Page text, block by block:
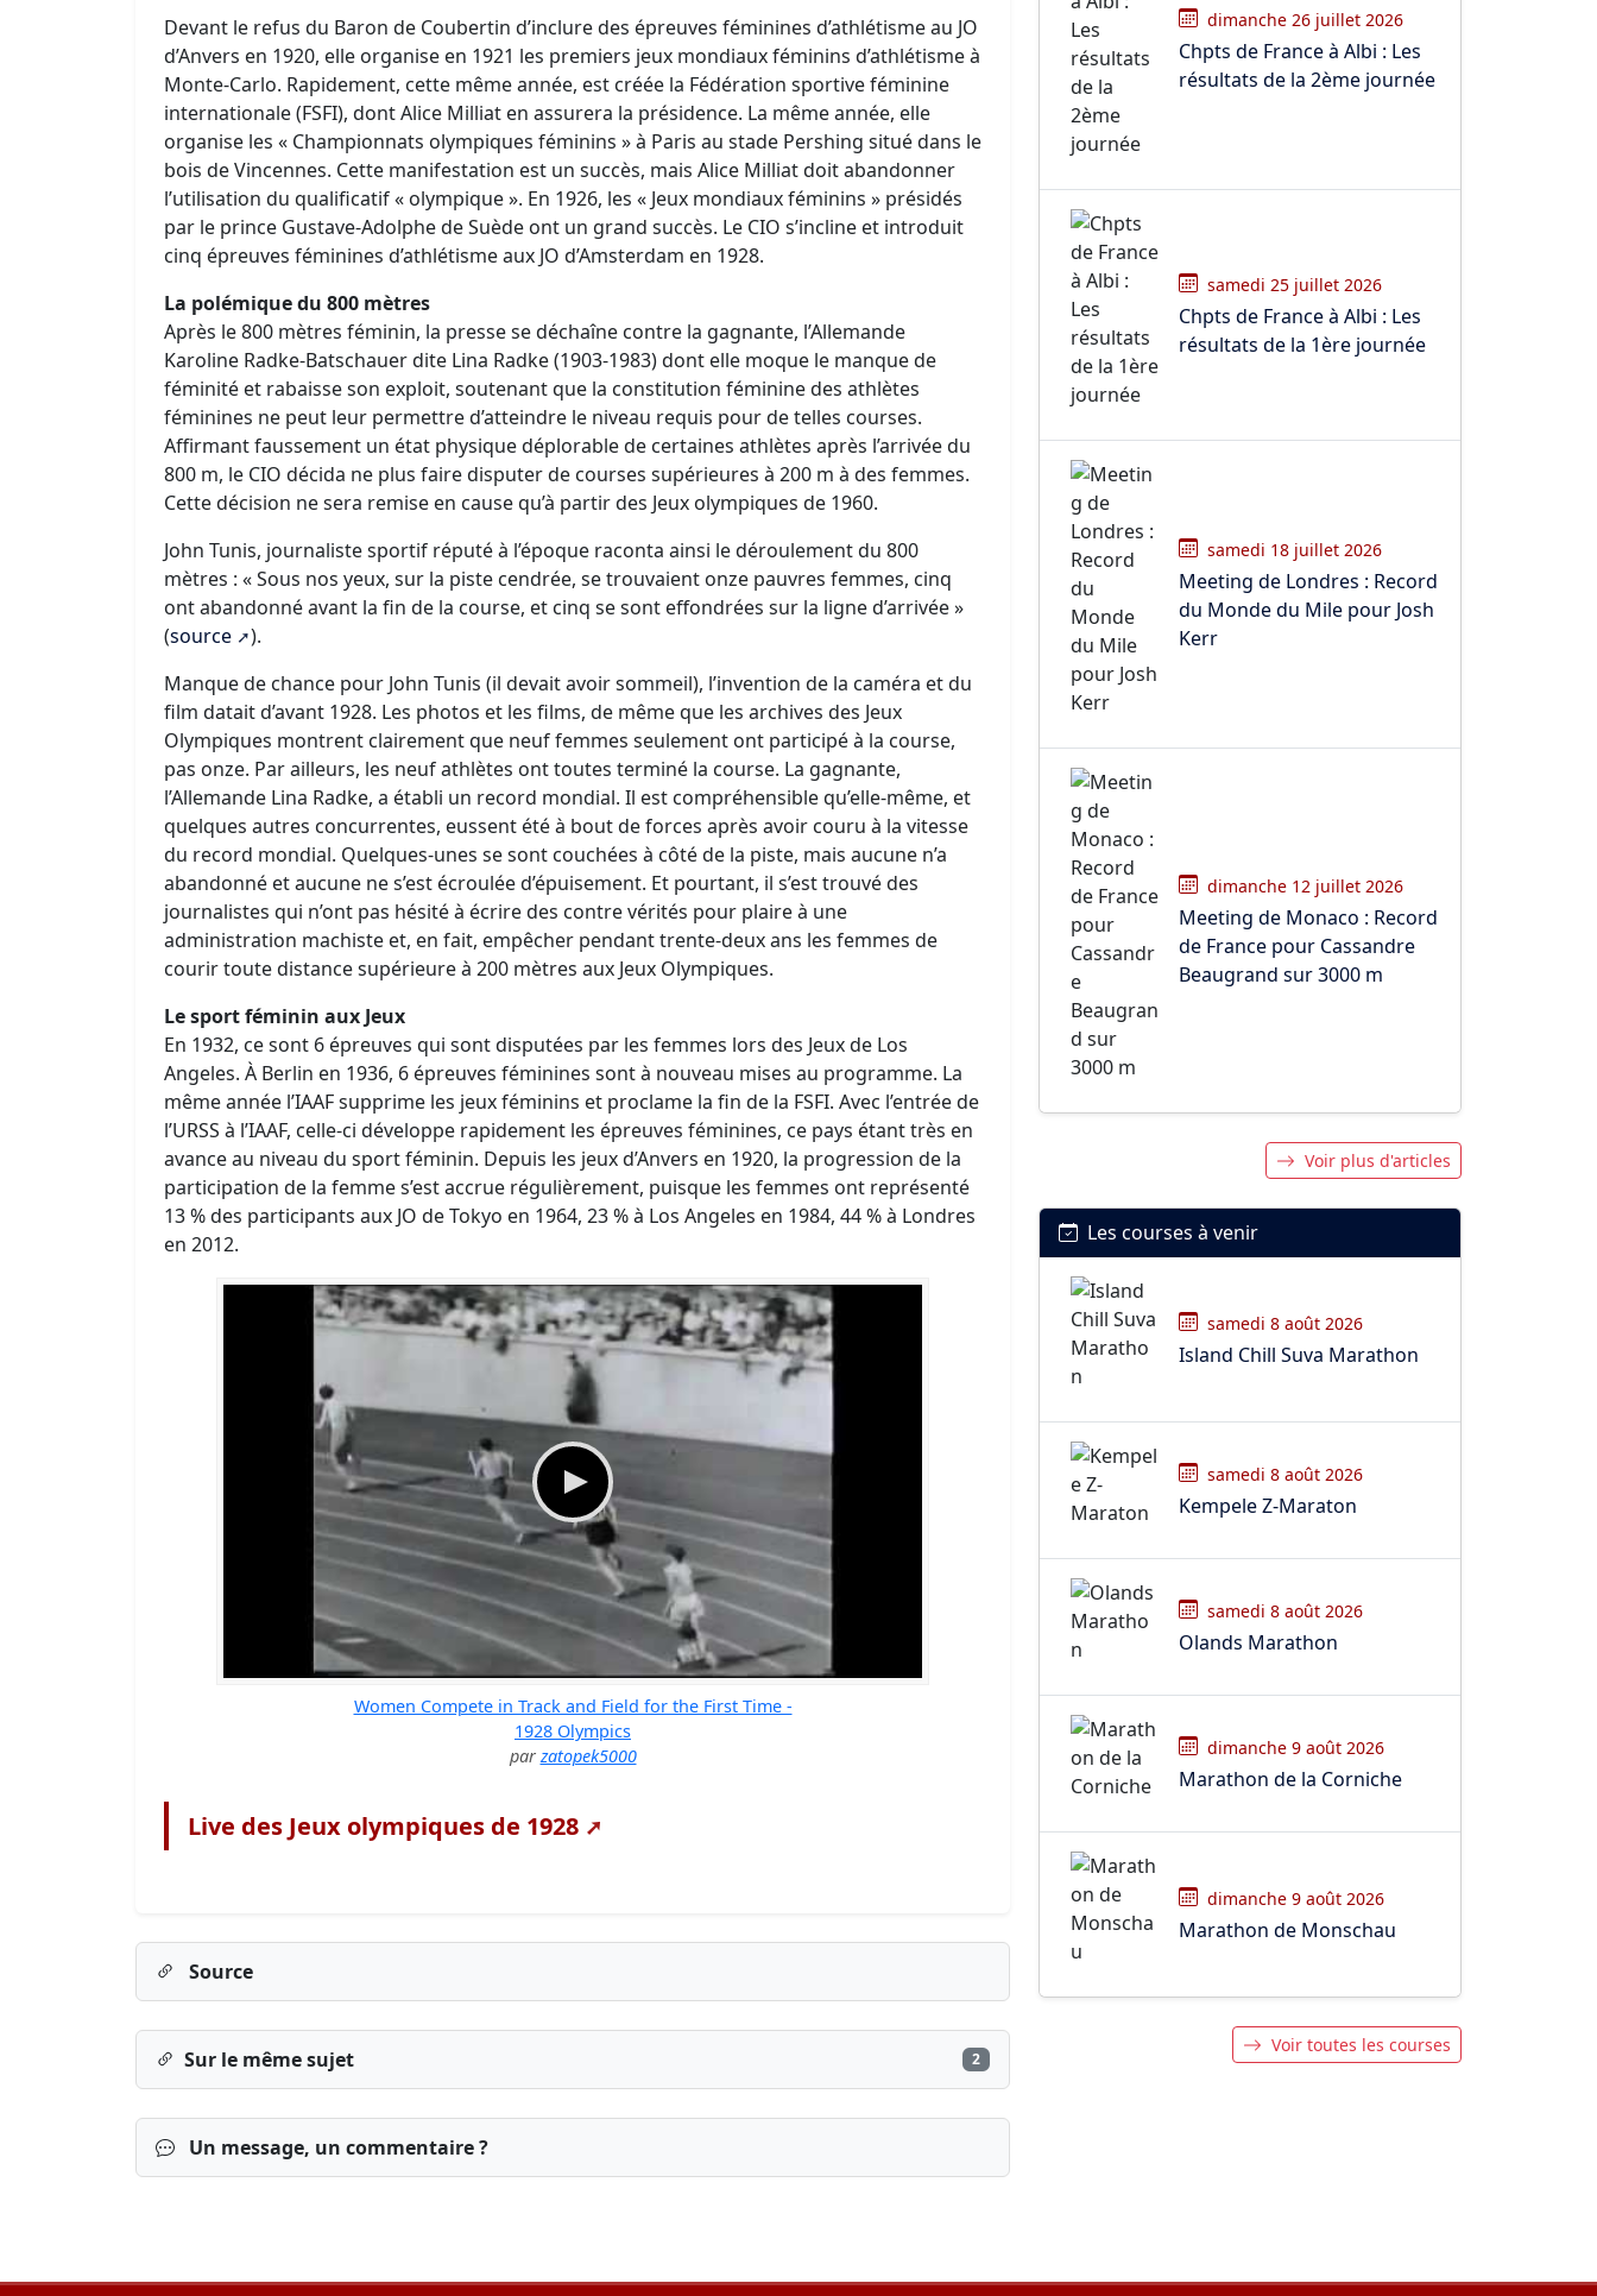
Devant le refus du Baron de Coubertin d’inclure des épreuves féminines d’athlétisme au JO
d’Anvers en 1920, elle organise en 1921 les premiers jeux mondiaux féminins d’athlétisme à
Monte-Carlo. Rapidement, cette même année, est créée la Fédération sportive féminine
internationale (FSFI), dont Alice Milliat en assurera la présidence. La même année, elle
organise les « Championnats olympiques féminins » à Paris au stade Pershing situé dans le
bois de Vincennes. Cette manifestation est un succès, mais Alice Milliat doit abandonner
l’utilisation du qualificatif « olympique ». En 1926, les « Jeux mondiaux féminins » présidés
par le prince Gustave-Adolphe de Suède ont un grand succès. Le CIO s’incline et introduit
cinq épreuves féminines d’athlétisme aux JO d’Amsterdam en 1928.
La polémique du 800 mètres
Après le 800 mètres féminin, la presse se déchaîne contre la gagnante, l’Allemande
Karoline Radke-Batschauer dite Lina Radke (1903-1983) dont elle moque le manque de
féminité et rabaisse son exploit, soutenant que la constitution féminine des athlètes
féminines ne peut leur permettre d’atteindre le niveau requis pour de telles courses.
Affirmant faussement un état physique déplorable de certaines athlètes après l’arrivée du
800 m, le CIO décida ne plus faire disputer de courses supérieures à 200 m à des femmes.
Cette décision ne sera remise en cause qu’à partir des Jeux olympiques de 1960.
John Tunis, journaliste sportif réputé à l’époque raconta ainsi le déroulement du 800
mètres : « Sous nos yeux, sur la piste cendrée, se trouvaient onze pauvres femmes, cinq
ont abandonné avant la fin de la course, et cinq se sont effondrées sur la ligne d’arrivée »
(source
).
Manque de chance pour John Tunis (il devait avoir sommeil), l’invention de la caméra et du
film datait d’avant 1928. Les photos et les films, de même que les archives des Jeux
Olympiques montrent clairement que neuf femmes seulement ont participé à la course,
pas onze. Par ailleurs, les neuf athlètes ont toutes terminé la course. La gagnante,
l’Allemande Lina Radke, a établi un record mondial. Il est compréhensible qu’elle-même, et
quelques autres concurrentes, eussent été à bout de forces après avoir couru à la vitesse
du record mondial. Quelques-unes se sont couchées à côté de la piste, mais aucune n’a
abandonné et aucune ne s’est écroulée d’épuisement. Et pourtant, il s’est trouvé des
journalistes qui n’ont pas hésité à écrire des contre vérités pour plaire à une
administration machiste et, en fait, empêcher pendant trente-deux ans les femmes de
courir toute distance supérieure à 200 mètres aux Jeux Olympiques.
Le sport féminin aux Jeux
En 1932, ce sont 6 épreuves qui sont disputées par les femmes lors des Jeux de Los
Angeles. À Berlin en 1936, 6 épreuves féminines sont à nouveau mises au programme. La
même année l’IAAF supprime les jeux féminins et proclame la fin de la FSFI. Avec l’entrée de
l’URSS à l’IAAF, celle-ci développe rapidement les épreuves féminines, ce pays étant très en
avance au niveau du sport féminin. Depuis les jeux d’Anvers en 1920, la progression de la
participation de la femme s’est accrue régulièrement, puisque les femmes ont représenté
13 % des participants aux JO de Tokyo en 1964, 23 % à Los Angeles en 1984, 44 % à Londres
en 2012.
Women Compete in Track and Field for the First Time -
1928 Olympics
par zatopek5000
Live des Jeux olympiques de 1928
Source
Sur le même sujet 2
Un message, un commentaire ?
dimanche 26 juillet 2026
Chpts de France à Albi : Les
résultats de la 2ème journée
samedi 25 juillet 2026
Chpts de France à Albi : Les
résultats de la 1ère journée
samedi 18 juillet 2026
Meeting de Londres : Record
du Monde du Mile pour Josh
Kerr
dimanche 12 juillet 2026
Meeting de Monaco : Record
de France pour Cassandre
Beaugrand sur 3000 m
Voir plus d'articles
Les courses à venir
samedi 8 août 2026
Island Chill Suva Marathon
samedi 8 août 2026
Kempele Z-Maraton
samedi 8 août 2026
Olands Marathon
dimanche 9 août 2026
Marathon de la Corniche
dimanche 9 août 2026
Marathon de Monschau
Voir toutes les courses